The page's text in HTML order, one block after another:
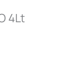
4Lt